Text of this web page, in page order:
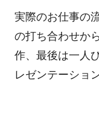
実際のお仕事の
の打ち合わせか
作、最後は一人
レゼンテーショ